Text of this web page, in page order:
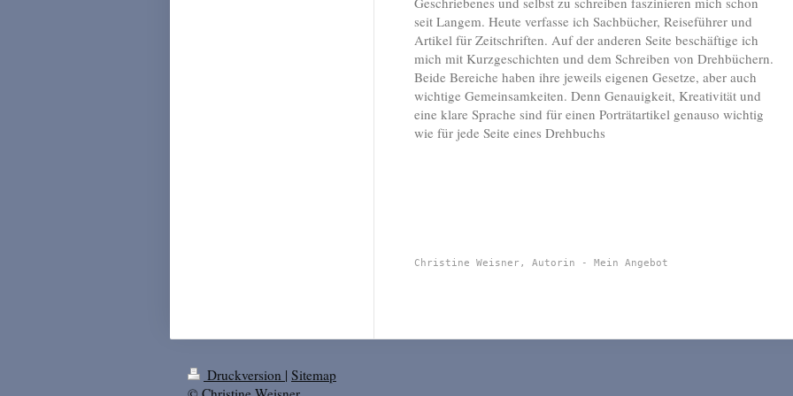
seit Langem. Heute verfasse ich Sachbücher, Reiseführer und
Artikel für Zeitschriften. Auf der anderen Seite beschäftige ich
mich mit Kurzgeschichten und dem Schreiben von Drehbüchern.
Beide Bereiche haben ihre jeweils eigenen Gesetze, aber auch
wichtige Gemeinsamkeiten. Denn Genauigkeit, Kreativität und
eine klare Sprache sind für einen Porträtartikel genauso wichtig
wie für jede Seite eines Drehbuchs
Christine Weisner, Autorin - Mein Angebot
Druckversion | Sitemap